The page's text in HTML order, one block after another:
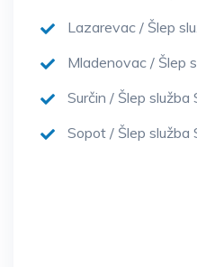
Lazarevac / Šlep
Mladenovac / Šlep
Surčin / Šlep služba
Sopot / Šlep služba